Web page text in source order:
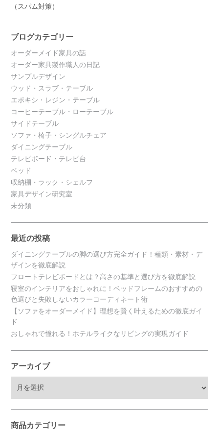
（スパム対策）
ブログカテゴリー
オーダーメイド家具の話
オーダー家具製作職人の日記
サンプルデザイン
ウッド・スラブ・テーブル
エポキシ・レジン・テーブル
コーヒーテーブル・ローテーブル
サイドテーブル
ソファ・椅子・シングルチェア
ダイニングテーブル
テレビボード・テレビ台
ベッド
収納棚・ラック・シェルフ
家具デザイン研究室
未分類
最近の投稿
ダイニングテーブルの脚の選び方完全ガイド！種類・素材・デ
ザインを徹底解説
フロートテレビボードとは？高さの基準と選び方を徹底解説
寝室のインテリアをおしゃれに！ベッドフレームのおすすめの
色選びと失敗しないカラーコーディネート術
【ソファをオーダーメイド】理想を賢く叶えるための徹底ガイ
ド
おしゃれで憧れる！ホテルライクなリビングの実現ガイド
アーカイブ
ブ
商品カテゴリー